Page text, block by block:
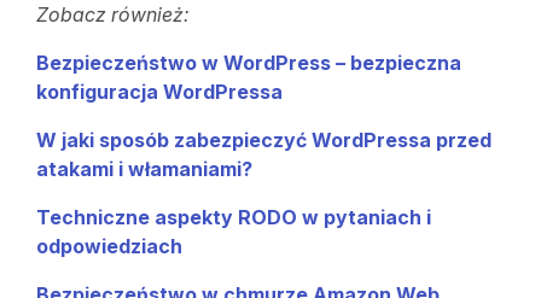
Zobacz również:
Bezpieczeństwo w WordPress – bezpieczna
konfiguracja WordPressa
W jaki sposób zabezpieczyć WordPressa przed
atakami i włamaniami?
Techniczne aspekty RODO w pytaniach i
odpowiedziach